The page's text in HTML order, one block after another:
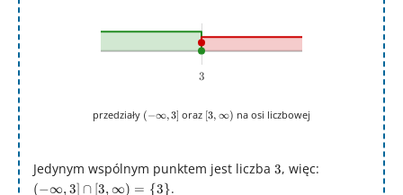
3
3
przedziały
(-
(−∞,3] oraz [3,\infty)
[3, ∞) na osi liczbowej
Jedynym wspólnym punktem jest liczba 3
3, więc:
\infty,3]\cap
(−∞,3] ∩ [3,∞) = {3}.